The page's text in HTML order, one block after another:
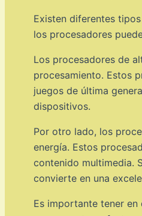
Existen diferentes
los procesadores
Los procesadores de
procesamiento. Estos
juegos de última
dispositivos.
Por otro lado, los
energía. Estos
contenido multimedia.
convierte en una
Es importante tener